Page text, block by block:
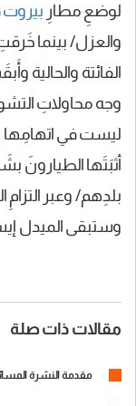
لوضعِ مطارِ بيروت
والعزل/ بينما
الفائتة والحالية
وجه محاولاتِ
ليست في اتهامِها
أثبَتَها الطيارونَ
بلدِهم/ وعبر
وستبقى الميدل
مقالات ذات صلة
مقدمة النشرة المسائية 06-06-